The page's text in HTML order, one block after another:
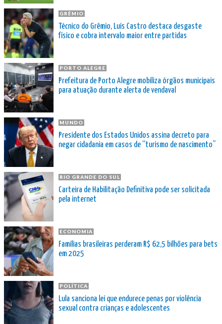
GRÊMIO
Técnico do Grêmio, Luís Castro destaca desgaste
físico e cobra intervalo maior entre partidas
PORTO ALEGRE
Prefeitura de Porto Alegre mobiliza órgãos municipais
para atuação durante alerta de vendaval
MUNDO
Presidente dos Estados Unidos assina decreto para
negar cidadania em casos de “turismo de nascimento”
RIO GRANDE DO SUL
Carteira de Habilitação Definitiva pode ser solicitada
pela internet
ECONOMIA
Famílias brasileiras perderam R$ 62,5 bilhões para bets
em 2025
POLÍTICA
Lula sanciona lei que endurece penas por violência
sexual contra crianças e adolescentes